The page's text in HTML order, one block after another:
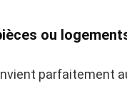
ou
parfaitement